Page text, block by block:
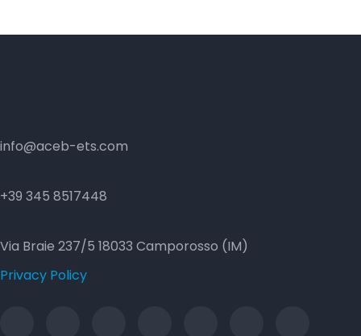
info@aceb-ets.com
+39 345 8517448
Via Braie 237/5 18033 Camporosso (IM)
Privacy Policy